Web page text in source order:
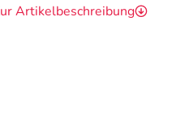
Artikelbeschreibung